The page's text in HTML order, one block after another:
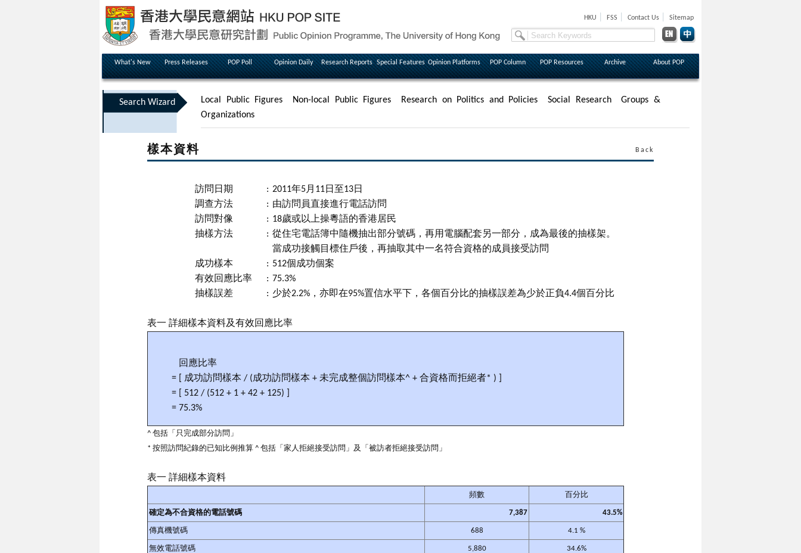
HKU FSS Contact Us Sitemap
What's New Press Releases POP Poll Opinion Daily Research Reports Special Features Opinion Platforms POP Column POP Resources Archive About POP
Search Wizard Local Public Figures Non-local Public Figures Research on Politics and Policies Social Research
Groups &
Organizations
樣本資料 Back
訪問日期 : 2011年5月11日至13日
調查方法
: 由訪問員直接進行電話訪問
訪問對像
: 18歲或以上操粵語的香港居民
抽樣方法
: 從住宅電話簿中隨機抽出部分號碼，再用電腦配套另一部分，成為最後的抽樣架。
當成功接觸目標住戶後，再抽取其中一名符合資格的成員接受訪問
成功樣本
: 512個成功個案
有效回應比率
: 75.3%
抽樣誤差
: 少於2.2%，亦即在95%置信水平下，各個百分比的抽樣誤差為少於正負4.4個百分比
表一 詳細樣本資料及有效回應比率
回應比率
= [ 成功訪問樣本 / (成功訪問樣本 + 未完成整個訪問樣本^ + 合資格而拒絕者* ) ]
= [ 512 / (512 + 1 + 42 + 125) ]
= 75.3%
^ 包括「只完成部分訪問」
* 按照訪問紀錄的已知比例推算 ^ 包括「家人拒絕接受訪問」及「被訪者拒絕接受訪問」
表一 詳細樣本資料
頻數 百分比
確定為不合資格的電話號碼 7,387 43.5%
傳真機號碼 688 4.1 %
無效電話號碼 5,880 34.6%